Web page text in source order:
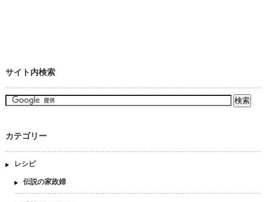
サイト内検索
カテゴリー
レシピ
伝説の家政婦